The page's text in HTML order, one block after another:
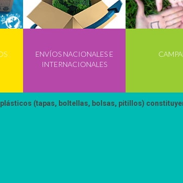
ENVÍOS NACIONALES E
INTERNACIONALES
contribuir a minimizar el problema que ellas
la eficiencia de recolección.
(tapas, boltellas, bolsas, pitillos)